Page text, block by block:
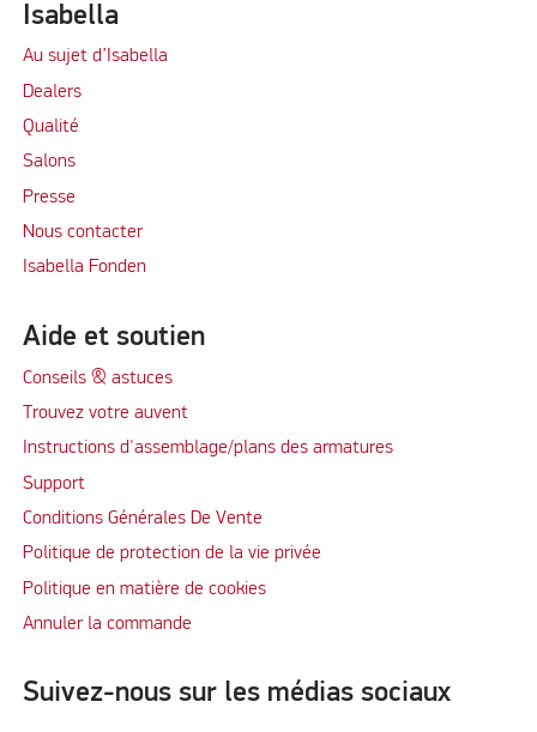
Isabella
Au sujet d’Isabella
Dealers
Qualité
Salons
Presse
Nous contacter
Isabella Fonden
Aide et soutien
Conseils & astuces
Trouvez votre auvent
Instructions d'assemblage/plans des armatures
Support
Conditions Générales De Vente
Politique de protection de la vie privée
Politique en matière de cookies
Annuler la commande
Suivez-nous sur les médias sociaux